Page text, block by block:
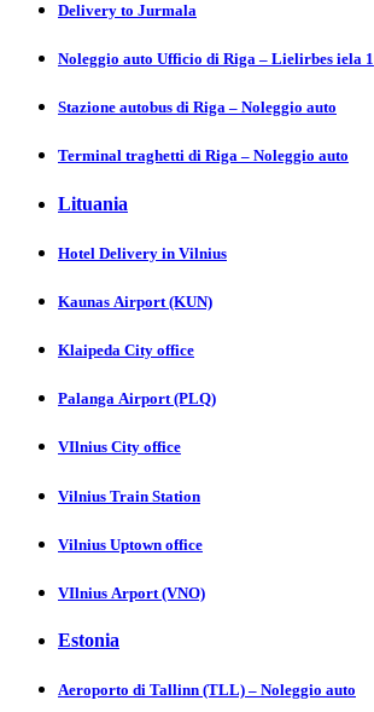
Delivery to Jurmаla
Noleggio auto Ufficio di Riga – Lielirbes iela 1
Stazione autobus di Riga – Noleggio auto
Terminal traghetti di Riga – Noleggio auto
Lituania
Hotel Delivery in Vіlnіus
Kaunas Аіrport (KUN)
Klaipeda City offiсе
Palanga Аіrport (PLQ)
VIlnius City оfficе
Vilnius Trаin Stаtion
Vilnius Uptown оfficе
VIlnius Аrport (VNO)
Estonia
Aeroporto di Tallinn (TLL) – Noleggio auto